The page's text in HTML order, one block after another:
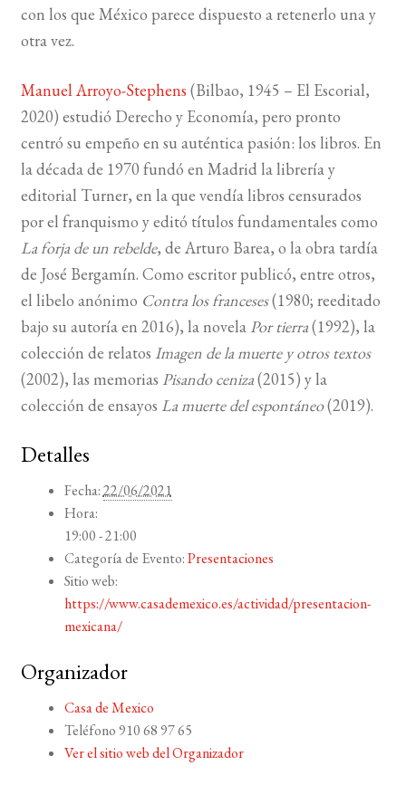
con los que México parece dispuesto a retenerlo una y
otra vez.
Manuel Arroyo-Stephens (Bilbao, 1945 – El Escorial,
2020) estudió Derecho y Economía, pero pronto
centró su empeño en su auténtica pasión: los libros. En
la década de 1970 fundó en Madrid la librería y
editorial Turner, en la que vendía libros censurados
por el franquismo y editó títulos fundamentales como
La forja de un rebelde, de Arturo Barea, o la obra tardía
de José Bergamín. Como escritor publicó, entre otros,
el libelo anónimo Contra los franceses(1980; reeditado
bajo su autoría en 2016), la novela Por tierra(1992), la
colección de relatos Imagen de la muerte y otros textos
(2002), las memorias Pisando ceniza(2015) y la
colección de ensayos La muerte del espontáneo(2019).
Detalles
Fecha:22/06/2021
Hora:
19:00 - 21:00
Categoría de Evento:Presentaciones
Sitio web:
https://www.casademexico.es/actividad/presentacion-
mexicana/
Organizador
Casa de Mexico
Teléfono 910 68 97 65
Ver el sitio web del Organizador